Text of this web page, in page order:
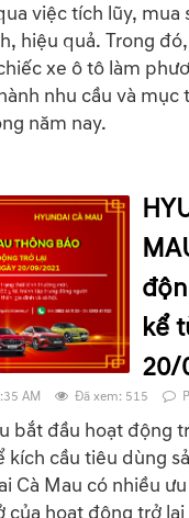
việc tích lũy, mua
hiệu quả. Trong
xe ô tô làm
nhu cầu và mục
năm nay.
kể
20/
AM Đã xem: 515
bắt đầu hoạt động
cầu tiêu dùng
Cà Mau có nhiều